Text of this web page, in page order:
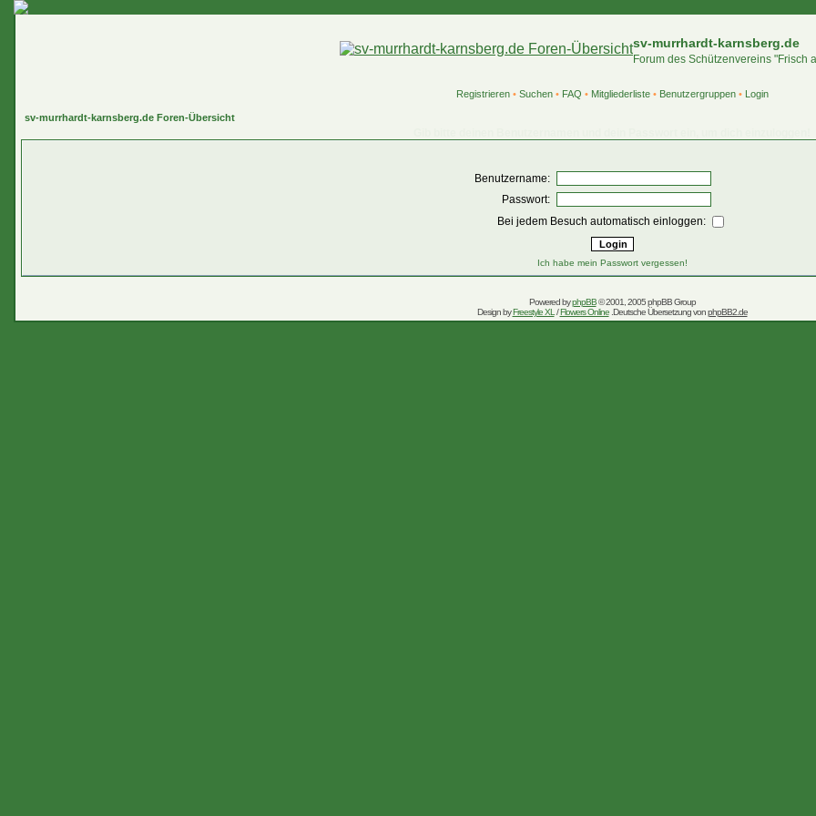
sv-murrhardt-karnsberg.de
Forum des Schützenvereins "Frisch
Registrieren• Suchen• FAQ • Mitgliederliste• Benutzergruppen• Login
sv-murrhardt-karnsberg.de Foren-Übersicht
Benutzername:
Passwort:
Bei jedem Besuch automatisch einloggen:
Ich habe mein Passwort vergessen!
Powered byphpBB© 2001, 2005 phpBB Group
Design byFreestyle XL /Flowers Online.Deutsche Übersetzung vonphpBB2.de